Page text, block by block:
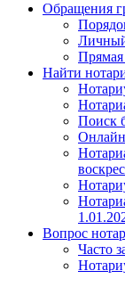
Обращения
Прямая
Найти
Поиск
Вопрос
Часто